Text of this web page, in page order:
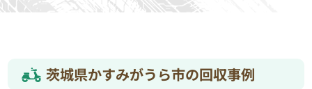
茨城県かすみがうら市の回収事例